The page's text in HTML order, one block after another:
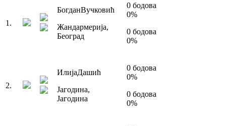
1 .
БогданВучковић
Жандармерија,
Београд
0 бодова
0%
0 бодова
0%
2.
ИлијаДашић
Јагодина,
Јагодина
0 бодова
0%
0 бодова
0%